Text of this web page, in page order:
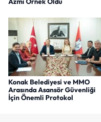
Konak Belediyesi ve MMO
Arasında Asansör Güvenliği
İçin Önemli Protokol